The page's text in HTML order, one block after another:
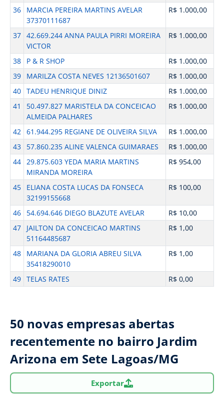
36
MARCIA PEREIRA MARTINS AVELAR
37370111687
R$ 1.000,00
37 42.669.244 ANNA PAULA PIRRI MOREIRA
VICTOR
R$ 1.000,00
38 P & R SHOP
R$ 1.000,00
39
MARILZA COSTA NEVES 12136501607
R$ 1.000,00
40 TADEU HENRIQUE DINIZ
R$ 1.000,00
41
50.497.827 MARISTELA DA CONCEICAO
ALMEIDA PALHARES
R$ 1.000,00
42 61.944.295 REGIANE DE OLIVEIRA SILVA
R$ 1.000,00
43
57.860.235 ALINE VALENCA GUIMARAES
R$ 1.000,00
44 29.875.603 YEDA MARIA MARTINS
MIRANDA MOREIRA
R$ 954,00
45
ELIANA COSTA LUCAS DA FONSECA
32199155668
R$ 100,00
46 54.694.646 DIEGO BLAZUTE AVELAR
R$ 10,00
47
JAILTON DA CONCEICAO MARTINS
51164485687
R$ 1,00
48
MARIANA DA GLORIA ABREU SILVA
35418290010
R$ 1,00
49 TELAS RATES R$ 0,00
50 novas empresas abertas
recentemente no bairro Jardim
Arizona em Sete Lagoas/MG
Exportar